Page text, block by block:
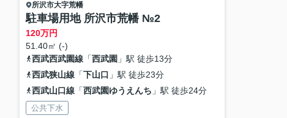
所沢市大字荒幡
駐車場用地 所沢市荒幡 №2
120万円
51.40㎡ (-)
西武西武園線「西武園 」駅 徒歩13分
西武狭山線「下山口 」駅 徒歩23分
西武山口線「西武園ゆうえんち 」駅 徒歩24分
公共下水